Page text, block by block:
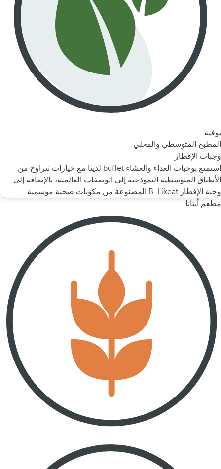
بوفيه
المطبخ المتوسطي والمحلي
وجبات الإفطار
استمتع بوجبات الغداء والعشاء buffet لدينا مع خيارات تتراوح من
الأطباق المتوسطية النموذجية إلى الوصفات العالمية، بالإضافة إلى
وجبة الإفطار B-Likeat المصنوعة من مكونات صحية موسمية.
مطعم أيتانا